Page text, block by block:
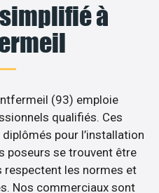
à
(93) emploie
qualifiés. Ces
pour l’installation
poseurs se trouvent être
respectent les normes et
Nos commerciaux sont